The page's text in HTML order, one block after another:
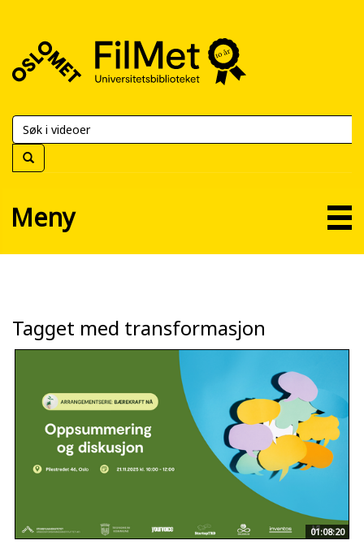
FilMet
Universitetsbiblioteket
Meny
Tagget med transformasjon
01:08:20